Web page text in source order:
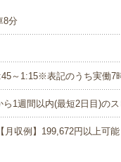
8分
～1:15※表記のうち実働7
1週間以内(最短2日目)の
収例】199,672円以上可能